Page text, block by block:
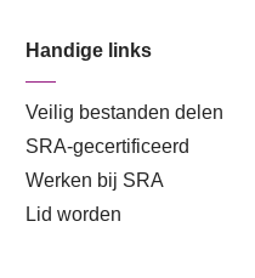
Handige links
Veilig bestanden delen
SRA-gecertificeerd
Werken bij SRA
Lid worden